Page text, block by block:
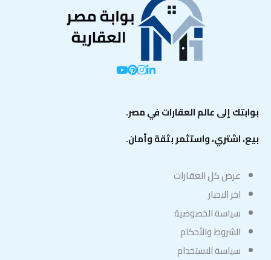
بوابتك إلى عالم العقارات في مصر.
بيع، اشتري، واستثمر بثقة وأمان.
عرض كل العقارات
اخر الاخبار
سياسة الخصوصية
الشروط والأحكام
سياسة الاستخدام